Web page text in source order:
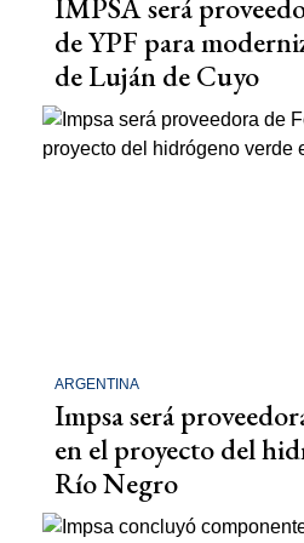
IMPSA será
de YPF para
de Luján de Cuyo
ARGENTINA
Impsa será
en el proyecto del
Río Negro